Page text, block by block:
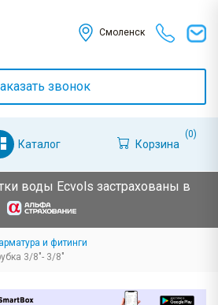
Смоленск
звонок
Каталог Корзина
(0)
воды Ecvols застрахованы в
и фитинги
3/8"- 3/8"